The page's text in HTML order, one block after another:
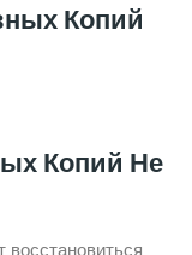
Копий
Копий Не